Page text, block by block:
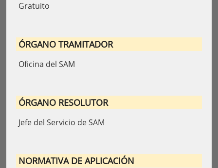
Gratuito
ÓRGANO TRAMITADOR
Oficina del SAM
ÓRGANO RESOLUTOR
Jefe del Servicio de SAM
NORMATIVA DE APLICACIÓN